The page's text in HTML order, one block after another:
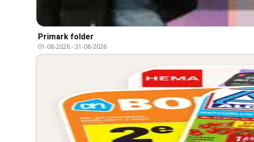
Primark folder
01-08-2026-31-08-2026